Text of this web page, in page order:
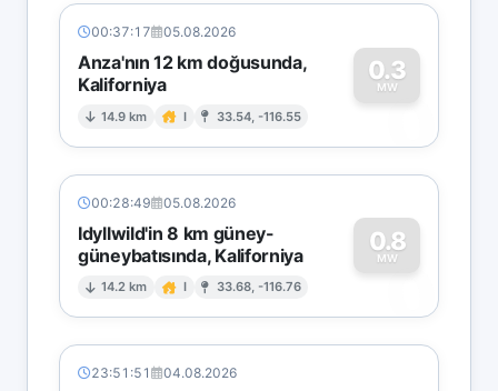
00:37:17 05.08.2026
Anza'nın 12 km doğusunda,
Kaliforniya
14.9 km I 33.54, -116.55
0.3
MW
0
00:28:49 05.08.2026
Idyllwild'in 8 km güney-
güneybatısında, Kaliforniya
14.2 km I 33.68, -116.76
0.8
MW
0
23:51:51 04.08.2026